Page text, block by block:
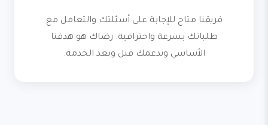
فريقنا متاح للإجابة على أسئلتك والتعامل مع
طلباتك بسرعة واحترافية. رضاك هو هدفنا
الأساسي وندعمك قبل وبعد الخدمة.